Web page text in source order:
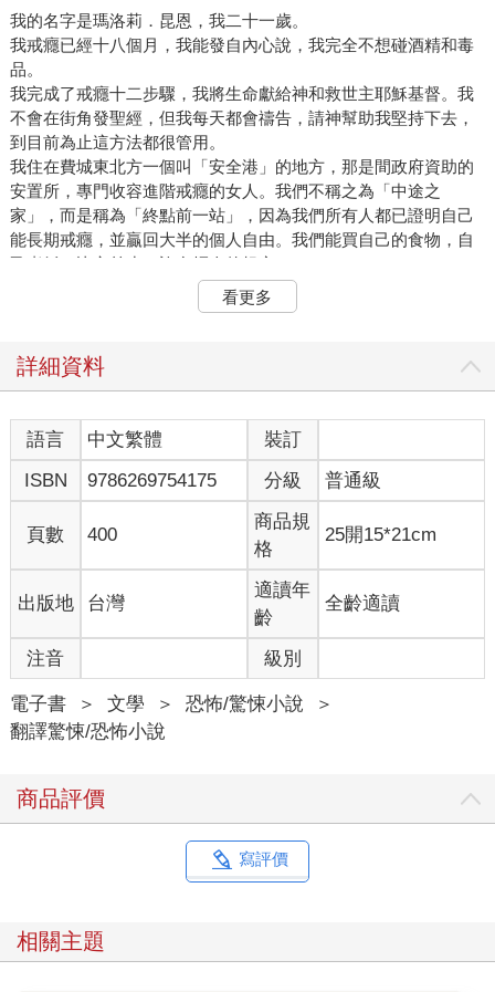
我的名字是瑪洛莉．昆恩，我二十一歲。
我戒癮已經十八個月，我能發自內心說，我完全不想碰酒精和毒
品。
我完成了戒癮十二步驟，我將生命獻給神和救世主耶穌基督。我
不會在街角發聖經，但我每天都會禱告，請神幫助我堅持下去，
到目前為止這方法都很管用。
我住在費城東北方一個叫「安全港」的地方，那是間政府資助的
安置所，專門收容進階戒癮的女人。我們不稱之為「中途之
家」，而是稱為「終點前一站」，因為我們所有人都已證明自己
能長期戒癮，並贏回大半的個人自由。我們能買自己的食物，自
己煮飯，比之前少了許多煩人的規定。
週一到五，我在貝姬阿姨幼兒園當教學助理，那是個鼠滿為患的
排屋，裡頭有六十個二至五歲的孩子。我日常生活大都在換尿
我會去跑個步，然後參加戒癮會，或者直接和室友待在安全港，
妓女吸白粉的畫面。而我不需要那些畫面出現在我腦中。
羅索同意當我輔導員是因為我以前是長跑選手，而他有長年訓練
短跑選手的經驗。羅索是一九八八年夏季奧運美國隊的助理教
練。後來他帶領阿肯色大學和史丹佛大學贏得美國大學田徑錦標
賽冠軍。即使如此，他有天依然吸安非他命吸到精神恍惚，開車
撞死了隔壁鄰居。他被判過失致死，關了五年，之後被按立成為
牧師。現在他一次輔導五、 六個戒癮者，多數人和我一樣，都是
沒前途的運動員。
羅素鼓勵我重新開始接受訓練（取名為「跑向康復之路」）。他
也鼓勵我計畫未來，在新環境重新開始，遠離舊朋友和陋習。所
以他替我安排和泰德及卡蘿琳．麥斯威爾面試。他們是他妹妹的
朋友，最近搬到紐澤西春溪鎮，需要一名保母來照顧五歲的兒子
泰迪。
那小孩，不是爸爸──秋天會開始上學。去幼稚園。所以他們希望
妳能做到九月。但如果一切順利？誰知道呢，也許他們會繼續雇
「她知道多少關於我的事？」
看更多
詳細資料
語言 中文繁體
裝訂
ISBN
9786269754175 分級 普通級
頁數 400
商品規
格
25開15*21cm
出版地 台灣
適讀年
齡
全齡適讀
注音 級別
電子書 ＞ 文學 ＞ 恐怖/驚悚小說
＞
翻譯驚悚/恐怖小說
商品評價
寫評價
相關主題